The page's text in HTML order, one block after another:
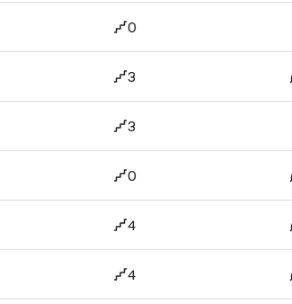
0
3
3
0
4
4